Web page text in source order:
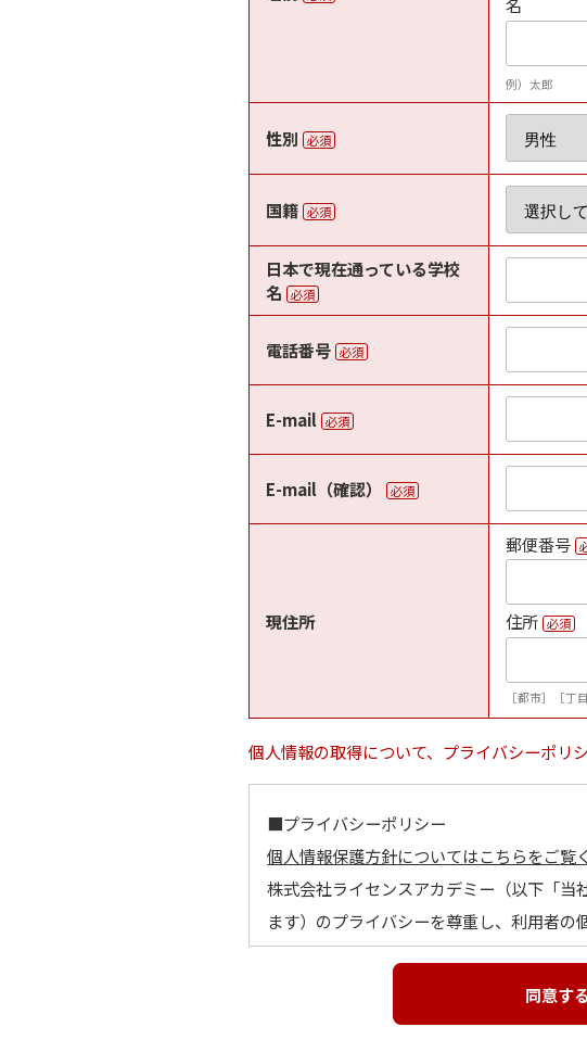
例）太郎
性別 必須
国籍 必須
日本で現在通っている学校
名 必須
電話番号 必須
E-mail 必須
E-mail（確認） 必須
現住所
郵便番号
住所 必須
［都市］［
個人情報の取得について、プライバシーポリ
■プライバシーポリシー
個人情報保護方針についてはこちらをご覧
株式会社ライセンスアカデミー（以下「
ます）のプライバシーを尊重し、利用者
とします。
同意する